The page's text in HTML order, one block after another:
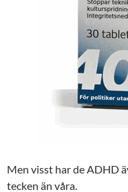
Men visst har de ADHD
tecken än våra.